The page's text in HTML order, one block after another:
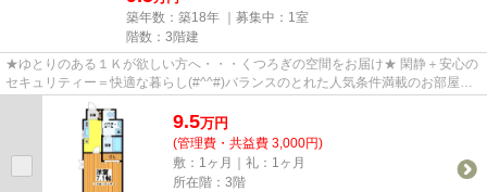
築年数：築18年 ｜募集中： 1室
階数：3階建
★ゆとりのある１Ｋが欲しい方へ・・・くつろぎの空間をお届け★ 閑静＋安心の
セキュリティー＝快適な暮らし(#^^#)バランスのとれた人気条件満載のお部屋で
す★賑わい見せる幡ヶ谷6号商店...
9.5万円
(管理費・共益費 3,000円)
敷：1ヶ月｜礼：1ヶ月
所在階：3階